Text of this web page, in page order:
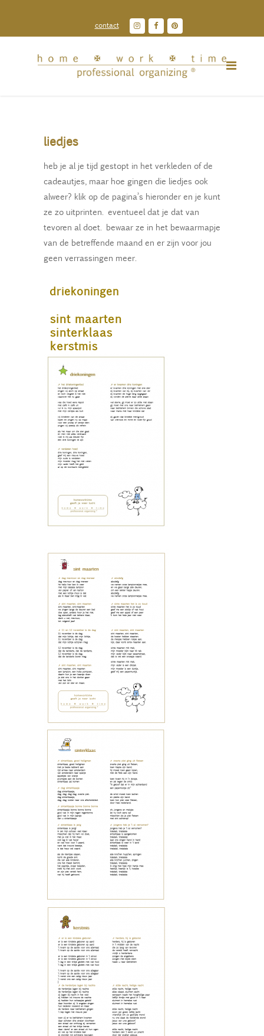
contact
liedjes
heb je al je tijd gestopt in het verkleden of de
cadeautjes, maar hoe gingen die liedjes ook
alweer? klik op de pagina’s hieronder en je kunt
ze zo uitprinten. eventueel dat je dat van
tevoren al doet. bewaar ze in het bewaarmapje
van de betreffende maand en er zijn voor jou
geen verrassingen meer.
driekoningen
sint maarten
sinterklaas
kerstmis